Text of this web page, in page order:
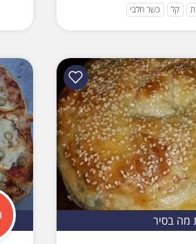
קל כשר חלבי
מה בסיר